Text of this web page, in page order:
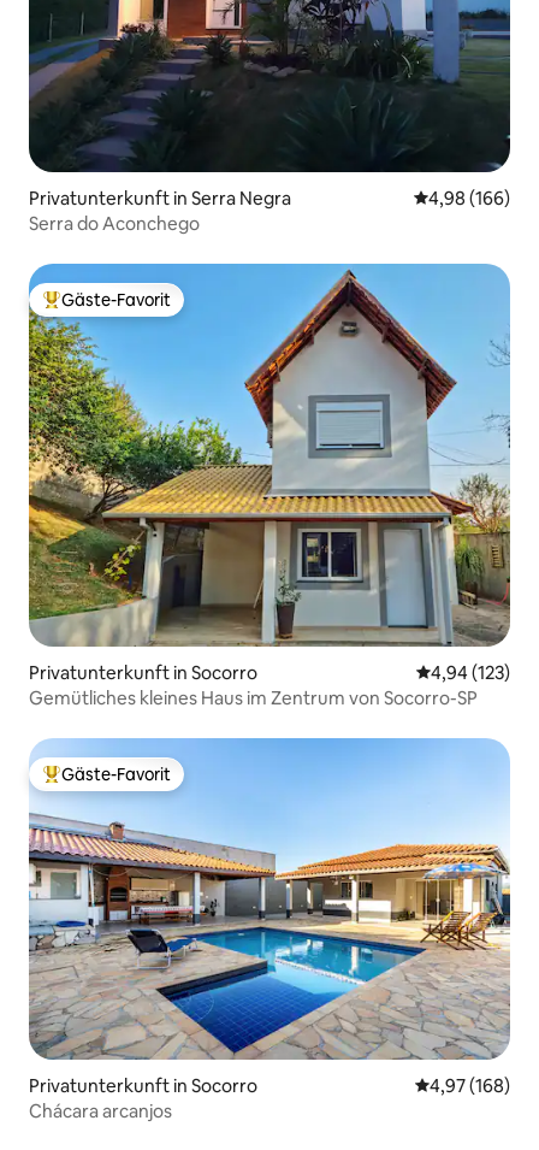
Privatunterkunft in Serra Negra
4,98 (166)
Serra do Aconchego
Beliebter Gäste-Favorit.
Gäste-Favorit
Privatunterkunft in Socorro
4,94 (123)
Gemütliches kleines Haus im Zentrum von Socorro-SP
Beliebter Gäste-Favorit.
Gäste-Favorit
Privatunterkunft in Socorro
4,97 (168)
Chácara arcanjos